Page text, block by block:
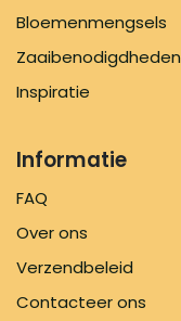
Bloemenmengsels
Zaaibenodigdheden
Inspiratie
Informatie
FAQ
Over ons
Verzendbeleid
Contacteer ons